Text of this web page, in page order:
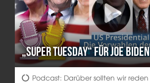
„Super Tuesday“ für Joe Biden
Podcast: Darüber sollten wir reden